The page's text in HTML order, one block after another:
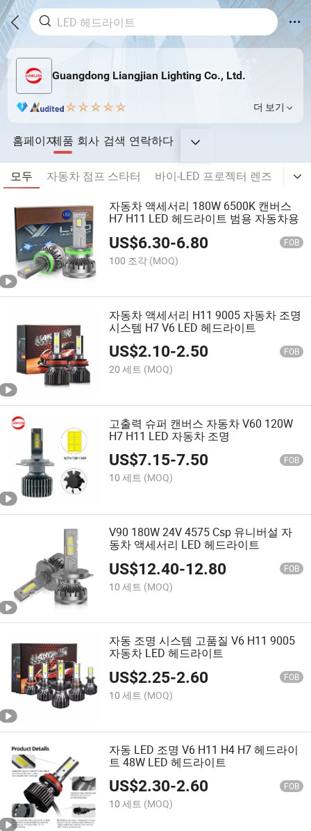
Guangdong Liangjian Lighting Co., Ltd.
더 보기
홈페이지제품 회사 검색 연락하다
모두 자동차 점프 스타터 바이-LED 프로젝터 렌즈
자동차 액세서리 180W 6500K 캔버스
H7 H11 LED 헤드라이트 범용 자동차용
US$6.30-6.80 FOB
100 조각 (MOQ)
자동차 액세서리 H11 9005 자동차 조명
시스템 H7 V6 LED 헤드라이트
US$2.10-2.50 FOB
20 세트 (MOQ)
고출력 슈퍼 캔버스 자동차 V60 120W
H7 H11 LED 자동차 조명
US$7.15-7.50 FOB
10 세트 (MOQ)
V90 180W 24V 4575 Csp 유니버설 자
동차 액세서리 LED 헤드라이트
US$12.40-12.80 FOB
10 세트 (MOQ)
자동 조명 시스템 고품질 V6 H11 9005
자동차 LED 헤드라이트
US$2.25-2.60 FOB
10 세트 (MOQ)
자동 LED 조명 V6 H11 H4 H7 헤드라이
트 48W LED 헤드라이트
US$2.30-2.60 FOB
10 세트 (MOQ)